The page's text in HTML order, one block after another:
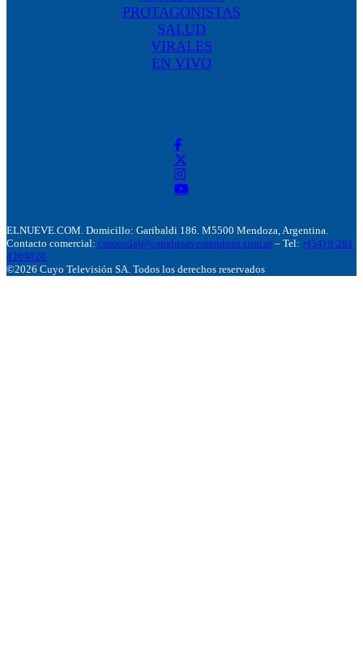
PROTAGONISTAS
SALUD
VIRALES
EN VIVO
ELNUEVE.COM. Domicillo: Garibaldi 186. M5500 Mendoza, Argentina.
Contacto comercial: comercial@canalnuevemendoza.com.ar – Tel: +(54) 9 261
4204020
©2026 Cuyo Televisión SA. Todos los derechos reservados